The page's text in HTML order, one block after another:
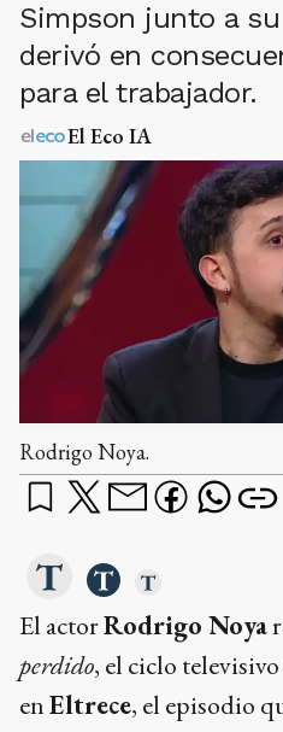
Simpson junto a
derivó en
para el trabajador.
El Eco IA
Rodrigo Noya.
El actorRodrigo Noya
perdido, el ciclo
enEltrece, el episodio